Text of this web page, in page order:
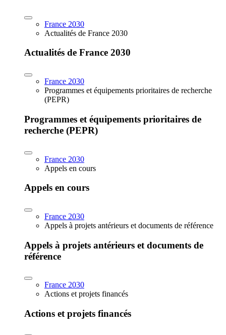
France 2030
Actualités de France 2030
Actualités de France 2030
France 2030
Programmes et équipements prioritaires de recherche
(PEPR)
Programmes et équipements prioritaires de
recherche (PEPR)
France 2030
Appels en cours
Appels en cours
France 2030
Appels à projets antérieurs et documents de référence
Appels à projets antérieurs et documents de
référence
France 2030
Actions et projets financés
Actions et projets financés